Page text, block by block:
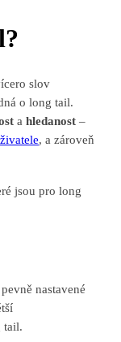
slov
o long tail.
ahledanost –
, a zároveň
jsou pro long
nastavené
tail.